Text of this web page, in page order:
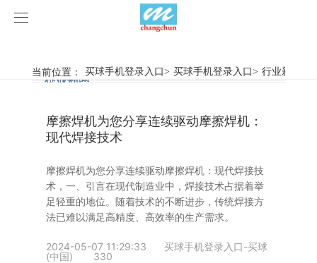
买球手机登录入口
旋弧焊机
惯性摩擦焊机
产品视频
行业新闻
案例展示
当前位置： 买球手机登录入口> 买球手机登录入口> 行业新闻
行业新闻
企业动态
摩擦焊机为您分享连续驱动摩擦焊机：
现代焊接技术
摩擦焊机​为您分享连续驱动摩擦焊机：现代焊接技
术，一、引言在现代制造业中，焊接技术占据着举
足轻重的地位。随着技术的不断进步，传统焊接方
法已难以满足高精度、高效率的生产需求。
2024-05-07 11:29:33
买球手机登录入口-买球
(中国)
330